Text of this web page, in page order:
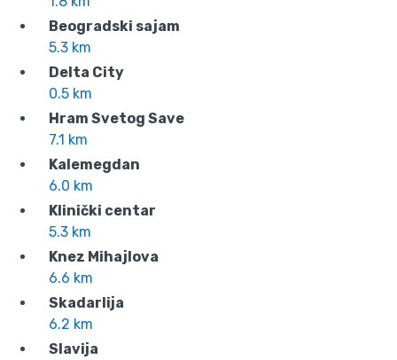
Beogradski sajam
5.3 km
Delta City
0.5 km
Hram Svetog Save
7.1 km
Kalemegdan
6.0 km
Klinički centar
5.3 km
Knez Mihajlova
6.6 km
Skadarlija
6.2 km
Slavija